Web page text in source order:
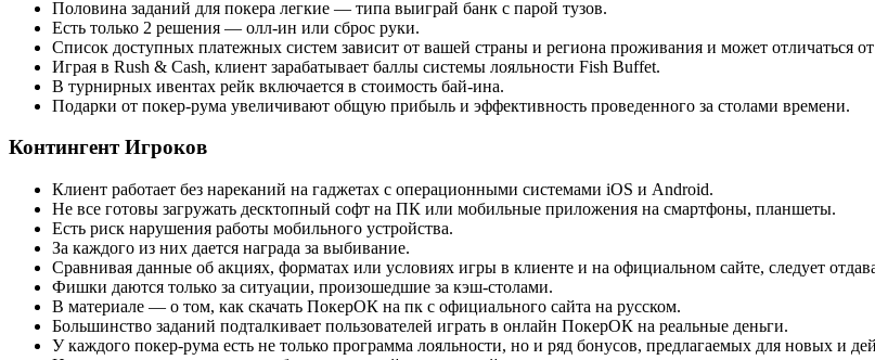
Половина заданий для покера легкие — типа выиграй банк с парой тузов.
Есть только 2 решения — олл-ин или сброс руки.
Список доступных платежных систем зависит от вашей страны и региона проживания и может отличаться
Играя в Rush & Cash, клиент зарабатывает баллы системы лояльности Fish Buffet.
В турнирных ивентах рейк включается в стоимость бай-ина.
Подарки от покер-рума увеличивают общую прибыль и эффективность проведенного за столами времени.
Контингент Игроков
Клиент работает без нареканий на гаджетах с операционными системами iOS и Android.
Не все готовы загружать десктопный софт на ПК или мобильные приложения на смартфоны, планшеты.
Есть риск нарушения работы мобильного устройства.
За каждого из них дается награда за выбивание.
Сравнивая данные об акциях, форматах или условиях игры в клиенте и на официальном сайте, следует
Фишки даются только за ситуации, произошедшие за кэш-столами.
В материале — о том, как скачать ПокерОК на пк с официального сайта на русском.
Большинство заданий подталкивает пользователей играть в онлайн ПокерОК на реальные деньги.
У каждого покер-рума есть не только программа лояльности, но и ряд бонусов, предлагаемых для новых и